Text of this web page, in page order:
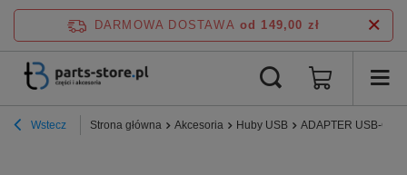
DARMOWA DOSTAWA od 149,00 zł
Wstecz Strona główna Akcesoria Huby USB ADAPTER USB-C